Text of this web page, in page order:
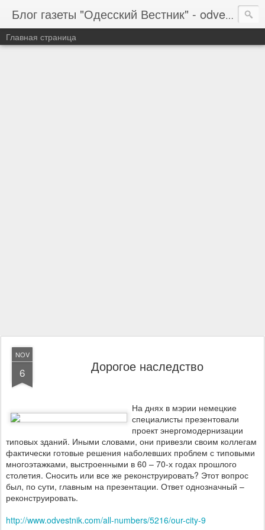
Блог газеты "Одесский Вестник" - odvestnik.com.ua, odvestnik.com
Главная страница
NOV
6 Дорогое наследство
На днях в мэрии немецкие
специалисты презентовали
проект энергомодернизации
типовых зданий. Иными словами, они привезли своим коллегам
фактически готовые решения наболевших проблем с типовыми
многоэтажками, выстроенными в 60 – 70-х годах прошлого
столетия. Сносить или все же реконструировать? Этот вопрос
был, по сути, главным на презентации. Ответ однозначный –
реконструировать.
http://www.odvestnik.com/all-numbers/5216/our-city-9